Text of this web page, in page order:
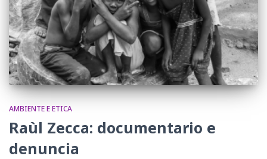
AMBIENTE E ETICA
Raùl Zecca: documentario e
denuncia